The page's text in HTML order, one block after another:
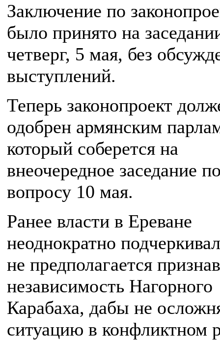
Заключение по
было принято на
четверг, 5 мая, без
выступлений.
Теперь законопроект
одобрен армянским
который соберется на
внеочередное заседание
вопросу 10 мая.
Ранее власти в Ереване
неоднократно
не предполагается
независимость Нагорного
Карабаха, дабы не
ситуацию в конфликтном